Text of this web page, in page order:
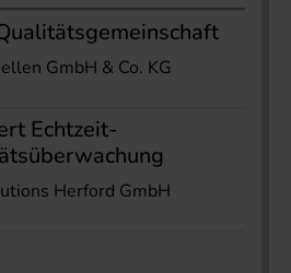
GmbH & Co. KG
Echtzeit-
Herford GmbH